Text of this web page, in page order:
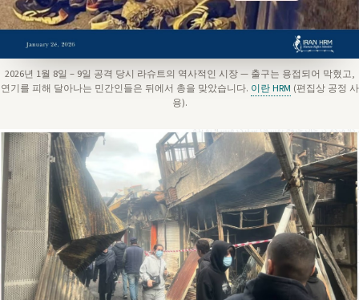
2026년 1월 8일 – 9일 공격 당시 라슈트의 역사적인 시장 — 출구는 용접되어 막혔고,
연기를 피해 달아나는 민간인들은 뒤에서 총을 맞았습니다. 이란 HRM (편집상 공정 사
용).